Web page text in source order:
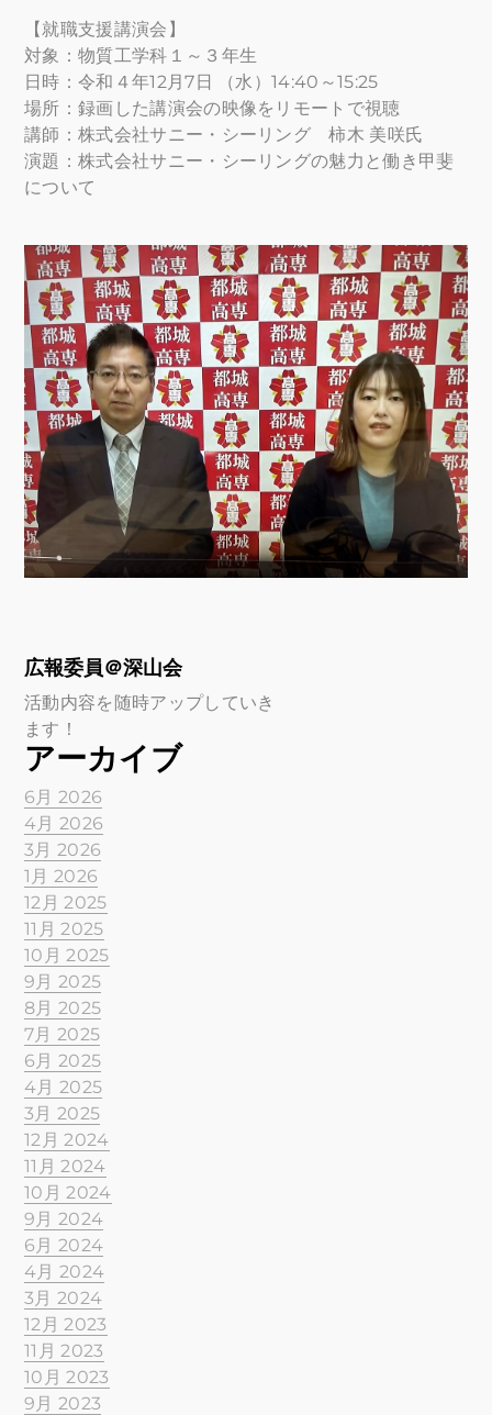
【就職支援講演会】
対象：物質工学科１～３年生
日時：令和４年12月7日 （水）14:40～15:25
場所：録画した講演会の映像をリモートで視聴
講師：株式会社サニー・シーリング 柿木 美咲氏
演題：株式会社サニー・シーリングの魅力と働き甲斐
について
広報委員＠深山会
活動内容を随時アップしていき
ます！
アーカイブ
6月 2026
4月 2026
3月 2026
1月 2026
12月 2025
11月 2025
10月 2025
9月 2025
8月 2025
7月 2025
6月 2025
4月 2025
3月 2025
12月 2024
11月 2024
10月 2024
9月 2024
6月 2024
4月 2024
3月 2024
12月 2023
11月 2023
10月 2023
9月 2023